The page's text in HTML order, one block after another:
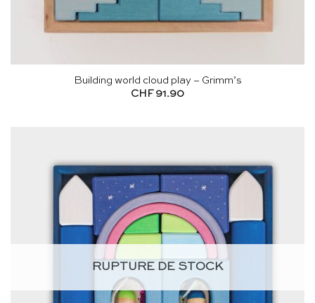
Building world cloud play – Grimm’s
CHF 91.90
RUPTURE DE STOCK